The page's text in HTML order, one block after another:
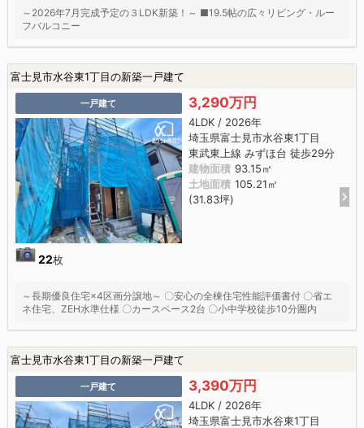
～2026年7月完成予定の３LDK新築！～ ■19.5帖の広々リビング・ルー
フバルコニー
富士見市水谷東1丁目の新築一戸建て
一戸建て
22枚
3,290万円
4LDK / 2026年
埼玉県富士見市水谷東1丁目
東武東上線 みずほ台 徒歩29分
建物面積 93.15㎡
土地面積 105.21㎡
(31.83坪)
～長期優良住宅×4区画分譲地～ 〇安心の全棟住宅性能評価書付 〇省エ
ネ住宅、ZEH水準仕様 〇カースペース2台 〇小中学校徒歩10分圏内
富士見市水谷東1丁目の新築一戸建て
一戸建て 3,390万円
4LDK / 2026年
埼玉県富士見市水谷東1丁目